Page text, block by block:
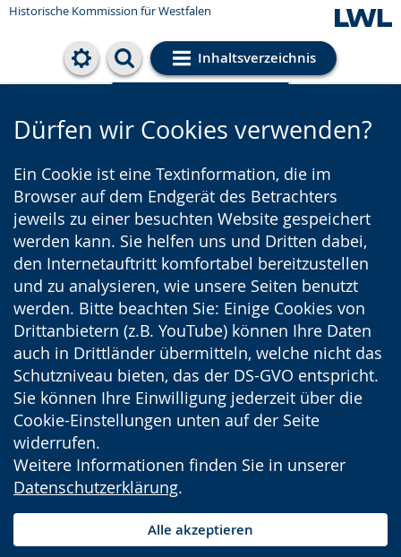
Historische Kommission für Westfalen
Inhaltsverzeichnis
Cookie-Einstellungen
Dürfen wir Cookies verwenden?
Ein Cookie ist eine Textinformation, die im
Browser auf dem Endgerät des Betrachters
jeweils zu einer besuchten Website gespeichert
werden kann. Sie helfen uns und Dritten dabei,
den Internetauftritt komfortabel bereitzustellen
und zu analysieren, wie unsere Seiten benutzt
werden. Bitte beachten Sie: Einige Cookies von
Drittanbietern (z.B. YouTube) können Ihre Daten
auch in Drittländer übermitteln, welche nicht das
Schutzniveau bieten, das der DS-GVO entspricht.
Sie können Ihre Einwilligung jederzeit über die
Cookie-Einstellungen unten auf der Seite
widerrufen.
Weitere Informationen finden Sie in unserer
Datenschutzerklärung.
Alle akzeptieren